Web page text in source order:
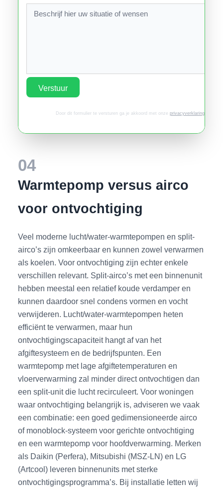
Verstuur
Door dit formulier te versturen ga je akkoord met onze privacyverklaring.
04
Warmtepomp versus airco
voor ontvochtiging
Veel moderne lucht/water-warmtepompen en split-
airco’s zijn omkeerbaar en kunnen zowel verwarmen
als koelen. Voor ontvochtiging zijn echter enkele
verschillen relevant. Split-airco’s met een binnenunit
hebben meestal een relatief koude verdamper en
kunnen daardoor snel condens vormen en vocht
verwijderen. Lucht/water-warmtepompen heten
efficiënt te verwarmen, maar hun
ontvochtigingscapaciteit hangt af van het
afgiftesysteem en de bedrijfspunten. Een
warmtepomp met lage afgiftetemperaturen en
vloerverwarming zal minder direct ontvochtigen dan
een split-unit die lucht recirculeert. Voor woningen
waar ontvochtiging belangrijk is, adviseren we vaak
een combinatie: een goed gedimensioneerde airco
of monoblock-systeem voor gerichte ontvochtiging
en een warmtepomp voor hoofdverwarming. Merken
als Daikin (Perfera), Mitsubishi (MSZ-LN) en LG
(Artcool) leveren binnenunits met sterke
ontvochtigingsprogramma’s. Bij installatie letten wij